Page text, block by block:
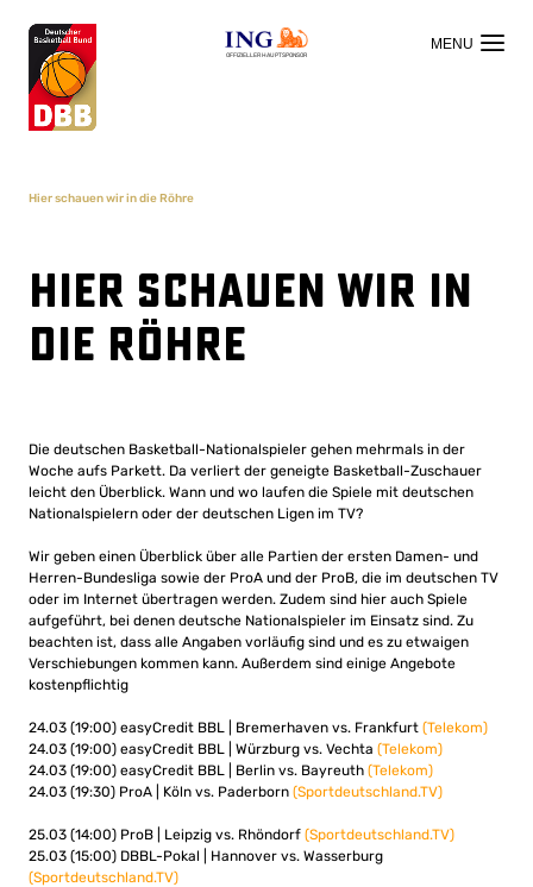
OFFIZIELLER HAUPTSPONSOR
Hier schauen wir in die Röhre
Hier schauen wir in
die Röhre
Die deutschen Basketball-Nationalspieler gehen mehrmals in der
Woche aufs Parkett. Da verliert der geneigte Basketball-Zuschauer
leicht den Überblick. Wann und wo laufen die Spiele mit deutschen
Nationalspielern oder der deutschen Ligen im TV?
Wir geben einen Überblick über alle Partien der ersten Damen- und
Herren-Bundesliga sowie der ProA und der ProB, die im deutschen TV
oder im Internet übertragen werden. Zudem sind hier auch Spiele
aufgeführt, bei denen deutsche Nationalspieler im Einsatz sind. Zu
beachten ist, dass alle Angaben vorläufig sind und es zu etwaigen
Verschiebungen kommen kann. Außerdem sind einige Angebote
kostenpflichtig
24.03 (19:00) easyCredit BBL | Bremerhaven vs. Frankfurt (Telekom)
24.03 (19:00) easyCredit BBL | Würzburg vs. Vechta (Telekom)
24.03 (19:00) easyCredit BBL | Berlin vs. Bayreuth (Telekom)
24.03 (19:30) ProA | Köln vs. Paderborn (Sportdeutschland.TV)
25.03 (14:00) ProB | Leipzig vs. Rhöndorf (Sportdeutschland.TV)
25.03 (15:00) DBBL-Pokal | Hannover vs. Wasserburg
(Sportdeutschland.TV)